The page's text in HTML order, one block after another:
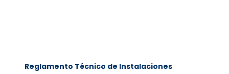
Reglamento Técnico de Instalaciones